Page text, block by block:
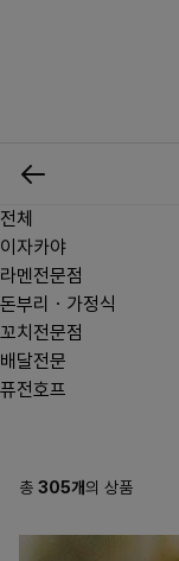
신상품
전체
이자카야
라멘전문점
돈부리ㆍ가정식
꼬치전문점
배달전문
퓨전호프
총 305개의 상품